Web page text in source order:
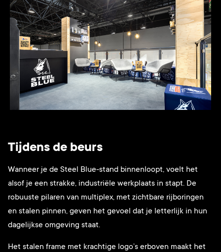
Tijdens de beurs
Wanneer je de Steel Blue-stand binnenloopt, voelt het
alsof je een strakke, industriële werkplaats in stapt. De
robuuste pilaren van multiplex, met zichtbare rijboringen
en stalen pinnen, geven het gevoel dat je letterlijk in hun
dagelijkse omgeving staat.
Het stalen frame met krachtige logo’s erboven maakt het